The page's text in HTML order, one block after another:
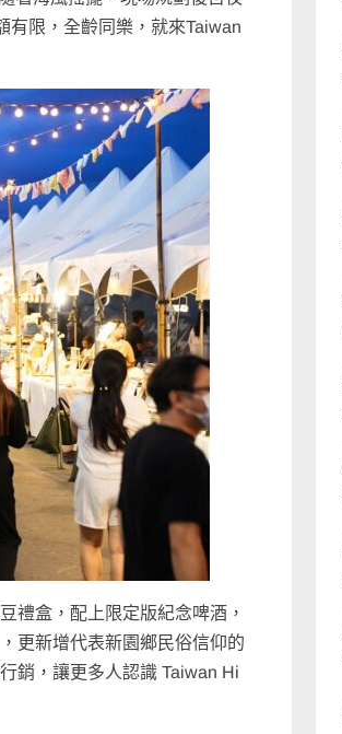
有限，全齡同樂，就來Taiwan
禮盒，配上限定版紀念啤酒，
更新增代表新園鄉民俗信仰的
銷，讓更多人認識 Taiwan Hi